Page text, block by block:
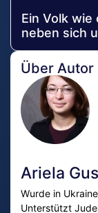
Ein Volk wie
neben sich
Über Autor
Ariela
Wurde in
Unterstützt